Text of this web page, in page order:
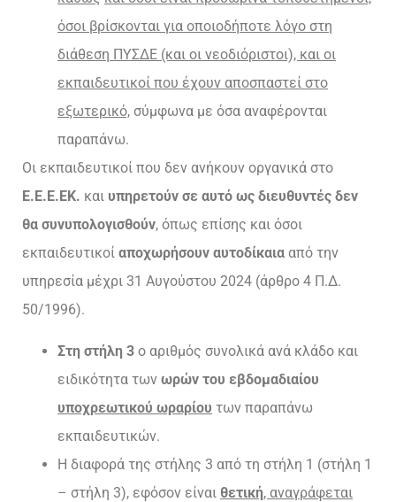
όσοι βρίσκονται για οποιοδήποτε λόγο στη
διάθεση ΠΥΣΔΕ (και οι νεοδιόριστοι), και οι
εκπαιδευτικοί που έχουν αποσπαστεί στο
εξωτερικό, σύμφωνα με όσα αναφέρονται
παραπάνω.
Οι εκπαιδευτικοί που δεν ανήκουν οργανικά στο
Ε.Ε.Ε.ΕΚ. και υπηρετούν σε αυτό ως διευθυντές δεν
θα συνυπολογισθούν, όπως επίσης και όσοι
εκπαιδευτικοί αποχωρήσουν αυτοδίκαια από την
υπηρεσία μέχρι 31 Αυγούστου 2024 (άρθρο 4 Π.Δ.
50/1996).
Στη στήλη 3 ο αριθμός συνολικά ανά κλάδο και
ειδικότητα των ωρών του εβδομαδιαίου
υποχρεωτικού ωραρίου των παραπάνω
εκπαιδευτικών.
Η διαφορά της στήλης 3 από τη στήλη 1 (στήλη 1
– στήλη 3), εφόσον είναι θετική, αναγράφεται